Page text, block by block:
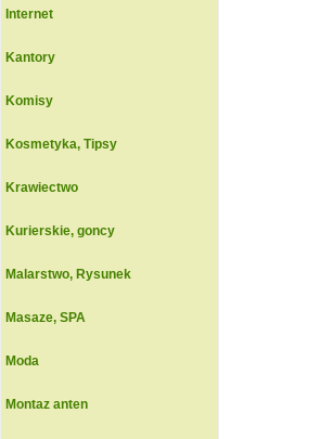
Internet
Kantory
Komisy
Kosmetyka, Tipsy
Krawiectwo
Kurierskie, goncy
Malarstwo, Rysunek
Masaze, SPA
Moda
Montaz anten